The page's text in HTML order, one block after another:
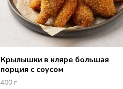
Крылышки в кляре большая
порция с соусом
400 г